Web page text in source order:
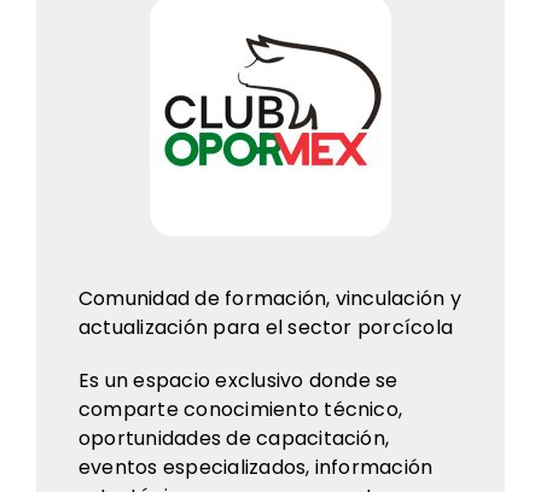
Comunidad de formación, vinculación y
actualización para el sector porcícola
Es un espacio exclusivo donde se
comparte conocimiento técnico,
oportunidades de capacitación,
eventos especializados, información